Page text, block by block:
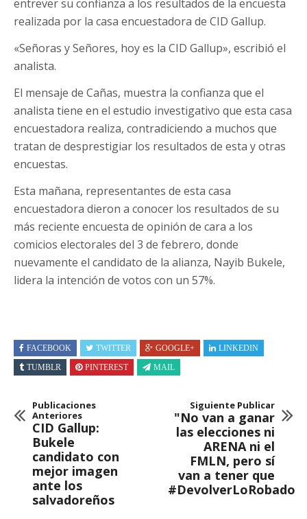
entrever su confianza a los resultados de la encuesta
realizada por la casa encuestadora de CID Gallup.
«Señoras y Señores, hoy es la CID Gallup», escribió el
analista.
El mensaje de Cañas, muestra la confianza que el
analista tiene en el estudio investigativo que esta casa
encuestadora realiza, contradiciendo a muchos que
tratan de desprestigiar los resultados de esta y otras
encuestas.
Esta mañana, representantes de esta casa
encuestadora dieron a conocer los resultados de su
más reciente encuesta de opinión de cara a los
comicios electorales del 3 de febrero, donde
nuevamente el candidato de la alianza, Nayib Bukele,
lidera la intención de votos con un 57%.
FACEBOOK TWITTER GOOGLE+
LINKEDIN
TUMBLR
PINTEREST MAIL
Publicaciones
Anteriores
CID Gallup:
Bukele
candidato con
mejor imagen
ante los
salvadoreños
Siguiente Publicar
"No van a ganar
las elecciones ni
ARENA ni el
FMLN, pero sí
van a tener que
#DevolverLoRobado